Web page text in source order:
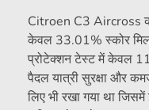
Citroen C3 Aircross
केवल 33.01% स्कोर
प्रोटेक्शन टेस्ट में केवल
पैदल यात्री सुरक्षा और
लिए भी रखा गया था